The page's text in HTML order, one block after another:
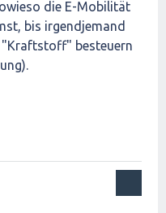
die E-Mobilität
bis irgendjemand
"Kraftstoff" besteuern